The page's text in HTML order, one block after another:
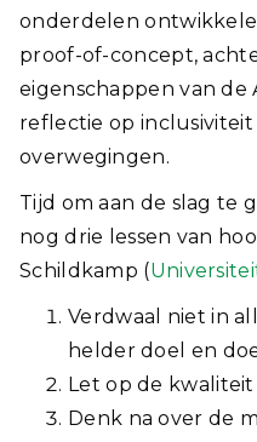
onderdelen
proof-of-concept,
eigenschappen van de
reflectie op inclusiviteit
overwegingen.
Tijd om aan de slag te
nog drie lessen van
Schildkamp (
Verdwaal niet in
helder doel en
Let op de kwaliteit
Denk na over de